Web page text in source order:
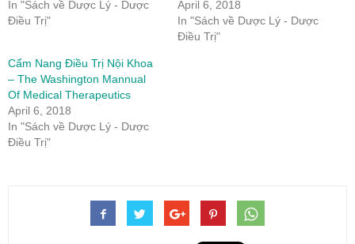
In "Sách về Dược Lý - Dược
Điều Trị"
April 6, 2018
In "Sách về Dược Lý - Dược
Điều Trị"
Cẩm Nang Điều Trị Nội Khoa
– The Washington Mannual
Of Medical Therapeutics
April 6, 2018
In "Sách về Dược Lý - Dược
Điều Trị"